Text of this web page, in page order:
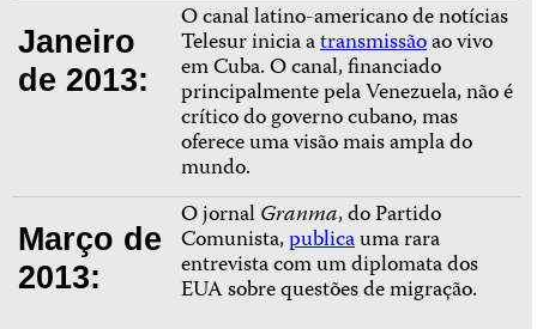
Janeiro
de 2013:
O canal latino-americano de notícias
Telesur inicia atransmissãoao vivo
em Cuba. O canal, financiado
principalmente pela Venezuela, não é
crítico do governo cubano, mas
oferece uma visão mais ampla do
mundo.
Março de
2013:
O jornalGranma, do Partido
Comunista,publicauma rara
entrevista com um diplomata dos
EUA sobre questões de migração.